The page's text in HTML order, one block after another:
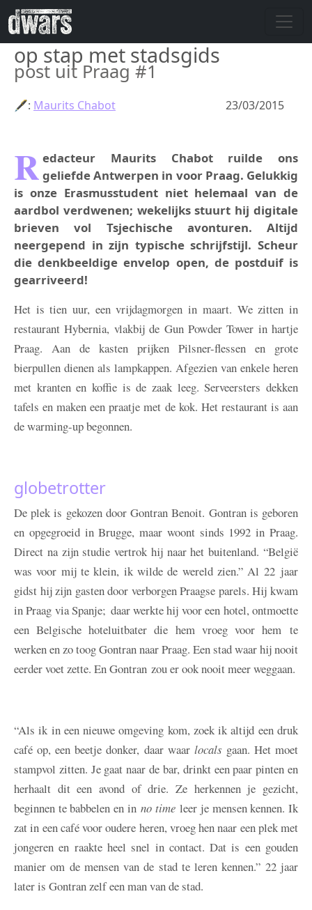
Overslaan en naar de inhoud gaan
op stap met stadsgids
post uit Praag #1
23/03/2015
🖋: Maurits Chabot
R edacteur Maurits Chabot ruilde ons
geliefde Antwerpen in voor Praag. Gelukkig
is onze Erasmusstudent niet helemaal van de
aardbol verdwenen; wekelijks stuurt hij digitale
brieven vol Tsjechische avonturen. Altijd
neergepend in zijn typische schrijfstijl. Scheur
die denkbeeldige envelop open, de postduif is
gearriveerd!
Het is tien uur, een vrijdagmorgen in maart. We zitten in
restaurant Hybernia, vlakbij de Gun Powder Tower in hartje
Praag. Aan de kasten prijken Pilsner-flessen en grote
bierpullen dienen als lampkappen. Afgezien van enkele heren
met kranten en koffie is de zaak leeg. Serveersters dekken
tafels en maken een praatje met de kok. Het restaurant is aan
de warming-up begonnen.
globetrotter
De plek is gekozen door Gontran Benoit. Gontran is geboren
en opgegroeid in Brugge, maar woont sinds 1992 in Praag.
Direct na zijn studie vertrok hij naar het buitenland. “België
was voor mij te klein, ik wilde de wereld zien.” Al 22 jaar
gidst hij zijn gasten door verborgen Praagse parels. Hij kwam
in Praag via Spanje; daar werkte hij voor een hotel, ontmoette
een Belgische hoteluitbater die hem vroeg voor hem te
werken en zo toog Gontran naar Praag. Een stad waar hij nooit
eerder voet zette. En Gontran zou er ook nooit meer weggaan.
“Als ik in een nieuwe omgeving kom, zoek ik altijd een druk
café op, een beetje donker, daar waar locals gaan. Het moet
stampvol zitten. Je gaat naar de bar, drinkt een paar pinten en
herhaalt dit een avond of drie. Ze herkennen je gezicht,
beginnen te babbelen en inno timeleer je mensen kennen. Ik
zat in een café voor oudere heren, vroeg hen naar een plek met
jongeren en raakte heel snel in contact. Dat is een gouden
manier om de mensen van de stad te leren kennen.” 22 jaar
later is Gontran zelf een man van de stad.